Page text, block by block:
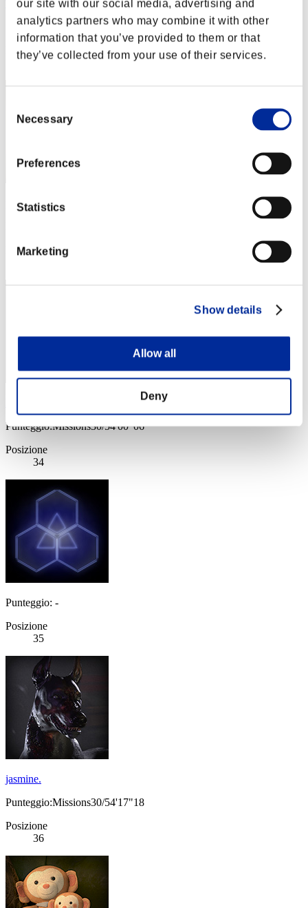
our site with our social media, advertising and
analytics partners who may combine it with other
information that you’ve provided to them or that
they’ve collected from your use of their services.
Selection
Necessary
Preferences
Statistics
Marketing
Show details
Allow all
Deny
To-fu
Punteggio:Missions30/53'34"11
Posizione
32
pito
Posizione
Punteggio:Missions30/54'00"06
Posizione
34
Punteggio: -
Posizione
35
jasmine.
Punteggio:Missions30/54'17"18
Posizione
36